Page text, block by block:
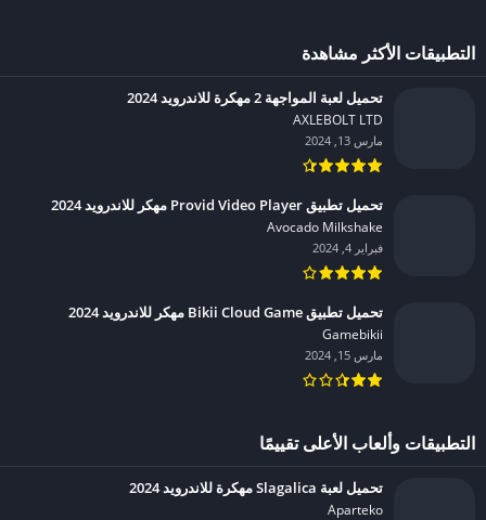
التطبيقات الأكثر مشاهدة
تحميل لعبة المواجهة 2 مهكرة للاندرويد 2024
AXLEBOLT LTD‏
مارس 13, 2024
تحميل تطبيق Provid Video Player مهكر للاندرويد 2024
Avocado Milkshake‏
فبراير 4, 2024
تحميل تطبيق Bikii Cloud Game مهكر للاندرويد 2024
Gamebikii‏
مارس 15, 2024
التطبيقات وألعاب الأعلى تقييمًا
تحميل لعبة Slagalica مهكرة للاندرويد 2024
Aparteko‏